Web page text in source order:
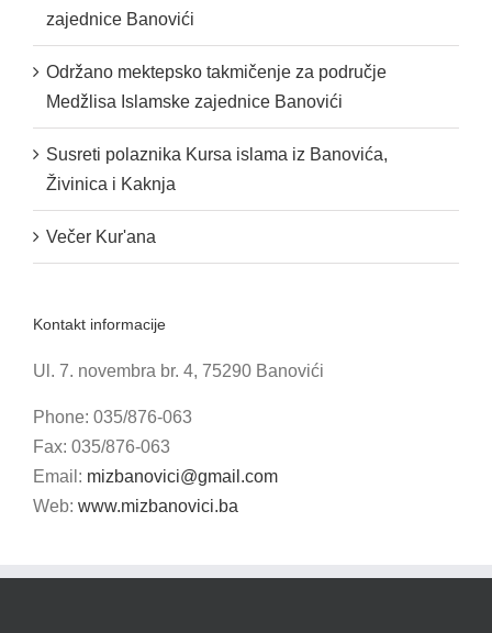
zajednice Banovići
Održano mektepsko takmičenje za područje
Medžlisa Islamske zajednice Banovići
Susreti polaznika Kursa islama iz Banovića,
Živinica i Kaknja
Večer Kur'ana
Kontakt informacije
Ul. 7. novembra br. 4, 75290 Banovići
Phone: 035/876-063
Fax: 035/876-063
Email: mizbanovici@gmail.com
Web: www.mizbanovici.ba